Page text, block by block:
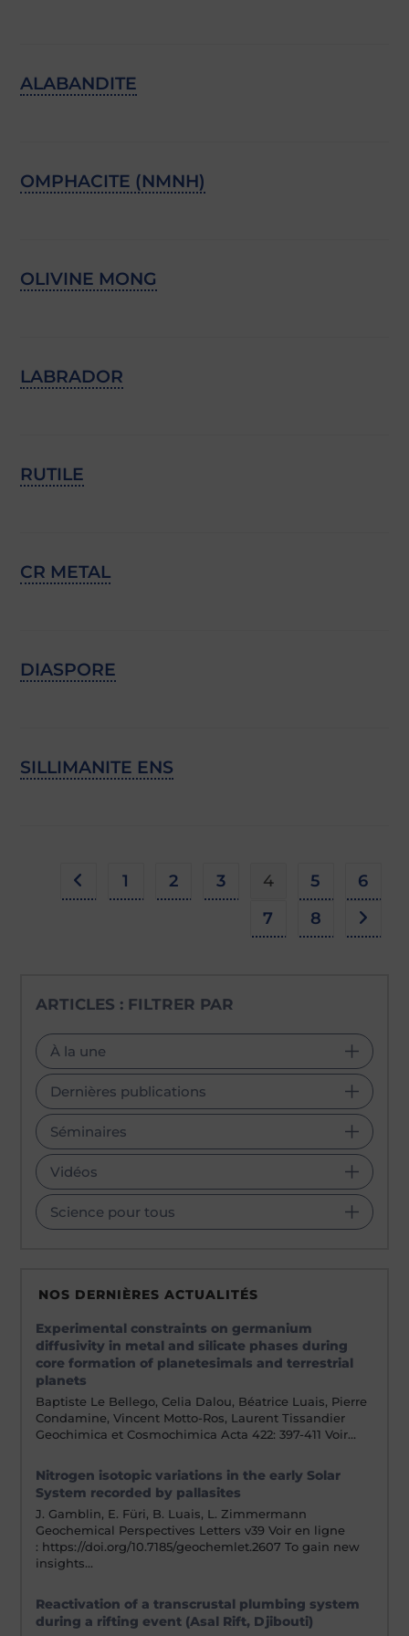
ALABANDITE
OMPHACITE (NMNH)
OLIVINE MONG
LABRADOR
RUTILE
CR METAL
DIASPORE
SILLIMANITE ENS
Go to the previous page
1 2 3 4 5
6
7
8 Aller à
ARTICLES : FILTRER PAR
À la une
Dernières publications
Séminaires
Vidéos
Science pour tous
NOS DERNIÈRES ACTUALITÉS
Experimental constraints on germanium
diffusivity in metal and silicate phases during
core formation of planetesimals and terrestrial
planets
Baptiste Le Bellego, Celia Dalou, Béatrice Luais, Pierre
Condamine, Vincent Motto-Ros, Laurent Tissandier
Geochimica et Cosmochimica Acta 422: 397-411 Voir…
Nitrogen isotopic variations in the early Solar
System recorded by pallasites
J. Gamblin, E. Füri, B. Luais, L. Zimmermann
Geochemical Perspectives Letters v39 Voir en ligne
: https://doi.org/10.7185/geochemlet.2607 To gain new
insights…
Reactivation of a transcrustal plumbing system
during a rifting event (Asal Rift, Djibouti)